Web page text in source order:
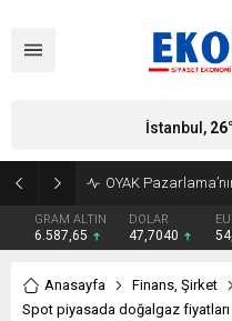
GRAM ALTIN
6.587,65
DOLAR
47,7040
İstanbul, 26
Anasayfa Finans, Şirket
Spot piyasada doğalgaz